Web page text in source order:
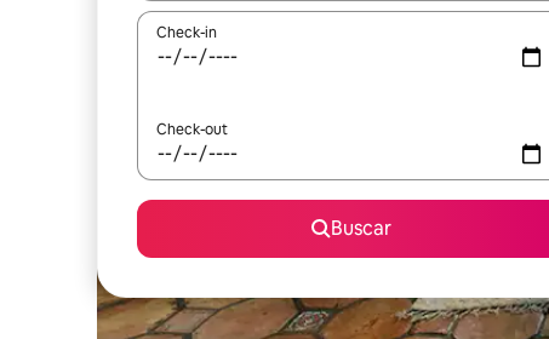
Check-in
Check-out
Buscar